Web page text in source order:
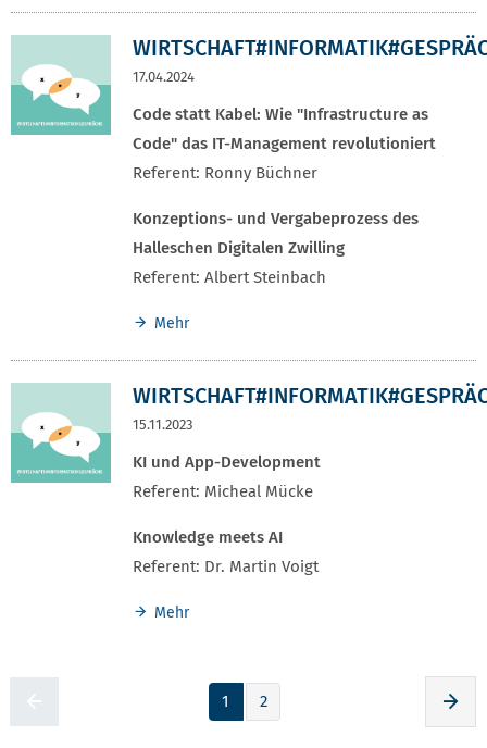
17.04.2024
Code statt Kabel: Wie "Infrastructure as
Code" das IT-Management revolutioniert
Referent: Ronny Büchner
Konzeptions- und Vergabeprozess des
Halleschen Digitalen Zwilling
Referent: Albert Steinbach
Mehr
15.11.2023
KI und App-Development
Referent: Micheal Mücke
Knowledge meets AI
Referent: Dr. Martin Voigt
Mehr
1 2